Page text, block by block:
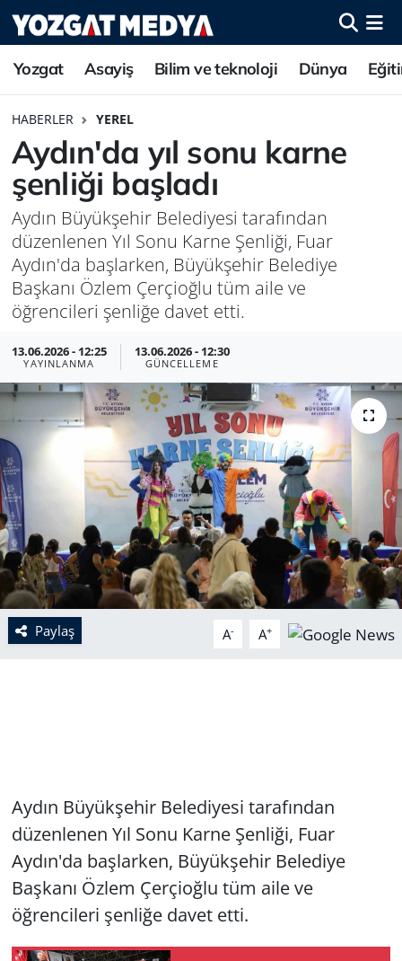
Yozgat Asayiş Bilim ve teknoloji Dünya
HABERLER YEREL
Aydın'da yıl sonu karne
şenliği başladı
Aydın Büyükşehir Belediyesi tarafından
düzenlenen Yıl Sonu Karne Şenliği, Fuar
Aydın'da başlarken, Büyükşehir Belediye
Başkanı Özlem Çerçioğlu tüm aile ve
öğrencileri şenliğe davet etti.
13.06.2026 - 12:25
YAYINLANMA
13.06.2026 - 12:30
GÜNCELLEME
Paylaş A- A+
Aydın Büyükşehir Belediyesi tarafından
düzenlenen Yıl Sonu Karne Şenliği, Fuar
Aydın'da başlarken, Büyükşehir Belediye
Başkanı Özlem Çerçioğlu tüm aile ve
öğrencileri şenliğe davet etti.